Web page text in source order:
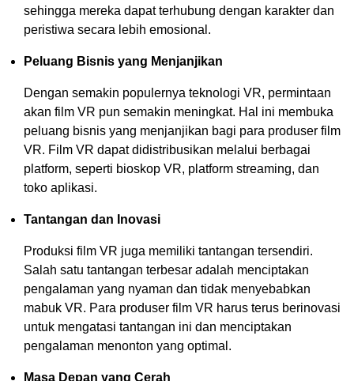
sehingga mereka dapat terhubung dengan karakter dan
peristiwa secara lebih emosional.
Peluang Bisnis yang Menjanjikan
Dengan semakin populernya teknologi VR, permintaan
akan film VR pun semakin meningkat. Hal ini membuka
peluang bisnis yang menjanjikan bagi para produser film
VR. Film VR dapat didistribusikan melalui berbagai
platform, seperti bioskop VR, platform streaming, dan
toko aplikasi.
Tantangan dan Inovasi
Produksi film VR juga memiliki tantangan tersendiri.
Salah satu tantangan terbesar adalah menciptakan
pengalaman yang nyaman dan tidak menyebabkan
mabuk VR. Para produser film VR harus terus berinovasi
untuk mengatasi tantangan ini dan menciptakan
pengalaman menonton yang optimal.
Masa Depan yang Cerah